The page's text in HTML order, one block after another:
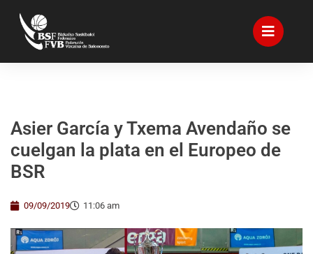
Asier García y Txema Avendaño se
cuelgan la plata en el Europeo de
BSR
09/09/2019 11:06 am